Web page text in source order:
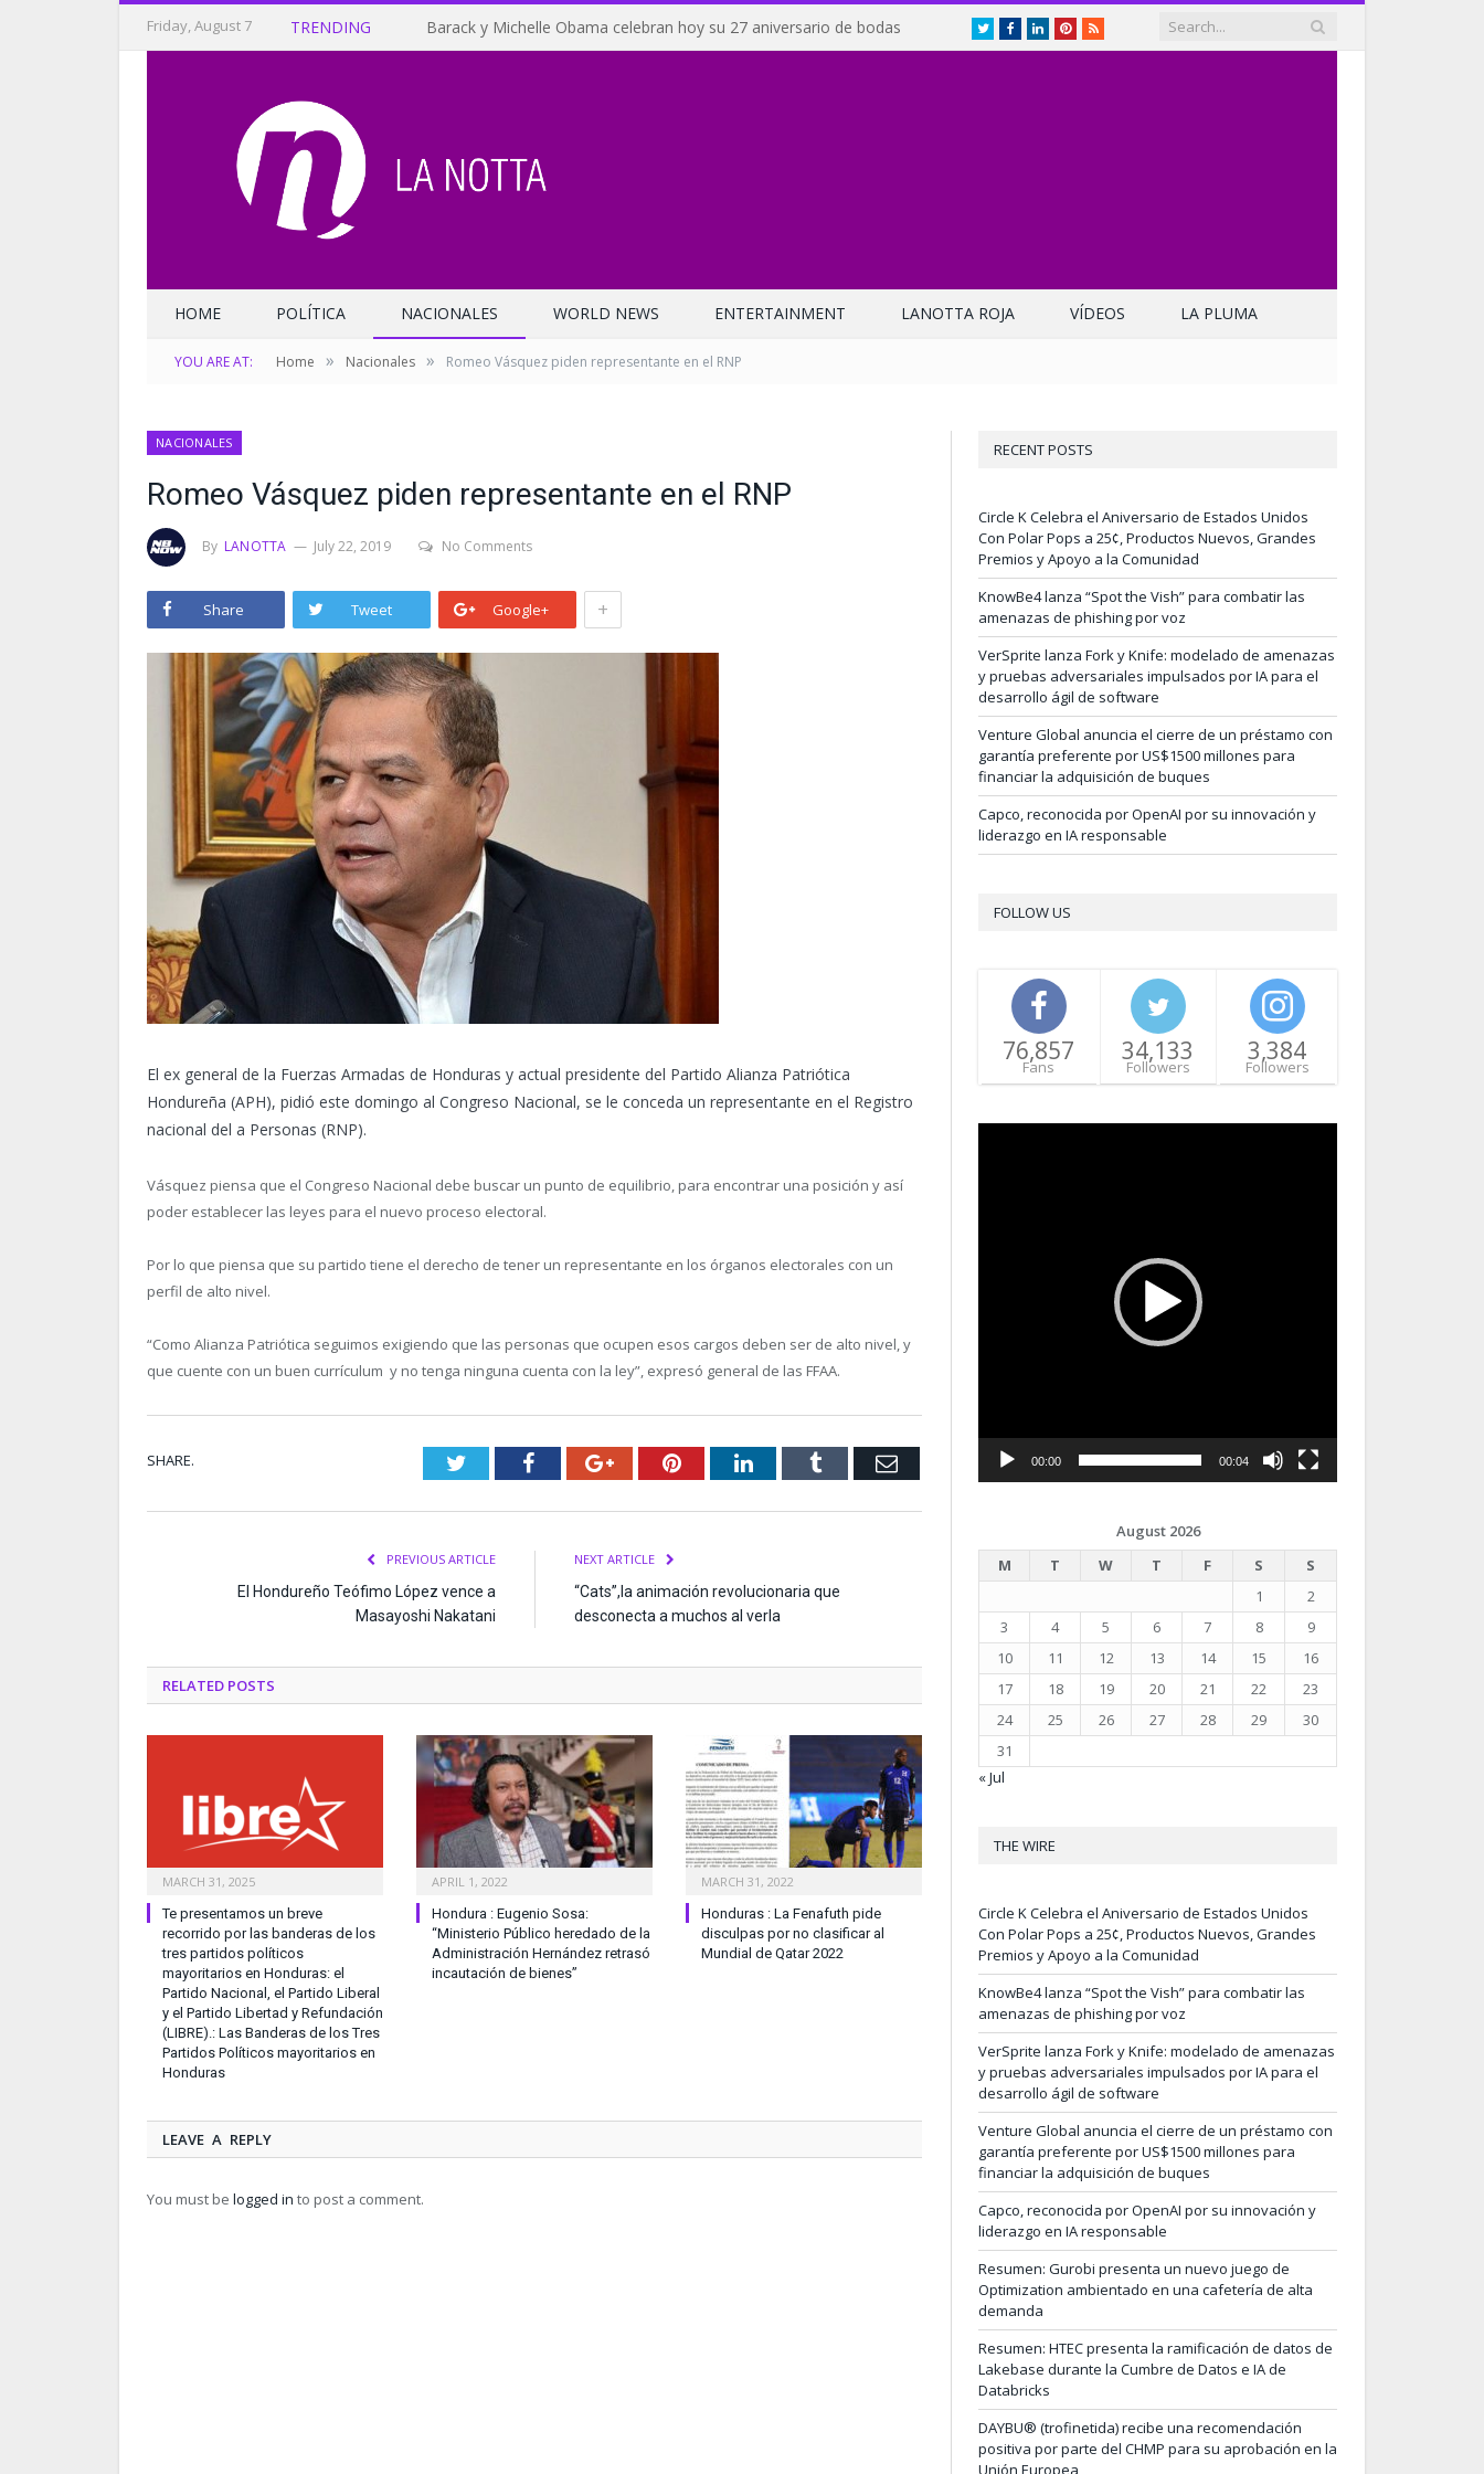
Friday, August 7 TRENDING Barack y Michelle Obama celebran hoy su 27 aniversario de bodas TwitterFacebookLinkedInPinterest
RSS
HOME POLÍTICA NACIONALES WORLD NEWS ENTERTAINMENT LANOTTA ROJA VÍDEOS LA PLUMA
YOU ARE AT: Home » Nacionales » Romeo Vásquez piden representante en el RNP
NACIONALES
Romeo Vásquez piden representante en el RNP
By LANOTTA July 22, 2019 No Comments
Share Tweet Google+ +
El ex general de la Fuerzas Armadas de Honduras y actual presidente del Partido Alianza Patriótica
Hondureña (APH), pidió este domingo al Congreso Nacional, se le conceda un representante en el Registro
nacional del a Personas (RNP).
Vásquez piensa que el Congreso Nacional debe buscar un punto de equilibrio, para encontrar una posición y así
poder establecer las leyes para el nuevo proceso electoral.
Por lo que piensa que su partido tiene el derecho de tener un representante en los órganos electorales con un
perfil de alto nivel.
“Como Alianza Patriótica seguimos exigiendo que las personas que ocupen esos cargos deben ser de alto nivel, y
que cuente con un buen currículum y no tenga ninguna cuenta con la ley”, expresó general de las FFAA.
SHARE. TwitterFacebookGoogle+PinterestLinkedInTumblr Email
PREVIOUS ARTICLE
El Hondureño Teófimo López vence a
Masayoshi Nakatani
NEXT ARTICLE
“Cats”,la animación revolucionaria que
desconecta a muchos al verla
RELATED POSTS
MARCH 31, 2025
Te presentamos un breve
recorrido por las banderas de los
tres partidos políticos
mayoritarios en Honduras: el
Partido Nacional, el Partido Liberal
y el Partido Libertad y Refundación
(LIBRE).: Las Banderas de los Tres
Partidos Políticos mayoritarios en
Honduras
APRIL 1, 2022
Hondura : Eugenio Sosa:
“Ministerio Público heredado de la
Administración Hernández retrasó
incautación de bienes”
MARCH 31, 2022
Honduras : La Fenafuth pide
disculpas por no clasificar al
Mundial de Qatar 2022
LEAVE A REPLY
You must be logged in to post a comment.
RECENT POSTS
Circle K Celebra el Aniversario de Estados Unidos
Con Polar Pops a 25¢, Productos Nuevos, Grandes
Premios y Apoyo a la Comunidad
KnowBe4 lanza “Spot the Vish” para combatir las
amenazas de phishing por voz
VerSprite lanza Fork y Knife: modelado de amenazas
y pruebas adversariales impulsados por IA para el
desarrollo ágil de software
Venture Global anuncia el cierre de un préstamo con
garantía preferente por US$1500 millones para
financiar la adquisición de buques
Capco, reconocida por OpenAI por su innovación y
liderazgo en IA responsable
FOLLOW US
76,857
Fans
34,133
Followers
3,384
Followers
00:00 00:04
August 2026
M
T W T F S
S
1
2
3
4 5 6 7 8
9
10
11 12 13 14 15
16
17
18 19 20 21 22
23
24
25 26 27 28 29
30
31
« Jul
THE WIRE
Circle K Celebra el Aniversario de Estados Unidos
Con Polar Pops a 25¢, Productos Nuevos, Grandes
Premios y Apoyo a la Comunidad
KnowBe4 lanza “Spot the Vish” para combatir las
amenazas de phishing por voz
VerSprite lanza Fork y Knife: modelado de amenazas
y pruebas adversariales impulsados por IA para el
desarrollo ágil de software
Venture Global anuncia el cierre de un préstamo con
garantía preferente por US$1500 millones para
financiar la adquisición de buques
Capco, reconocida por OpenAI por su innovación y
liderazgo en IA responsable
Resumen: Gurobi presenta un nuevo juego de
Optimization ambientado en una cafetería de alta
demanda
Resumen: HTEC presenta la ramificación de datos de
Lakebase durante la Cumbre de Datos e IA de
Databricks
DAYBU® (trofinetida) recibe una recomendación
positiva por parte del CHMP para su aprobación en la
Unión Europea